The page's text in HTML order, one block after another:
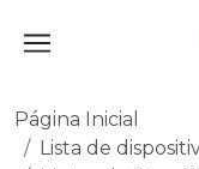
Página Inicial
Lista de